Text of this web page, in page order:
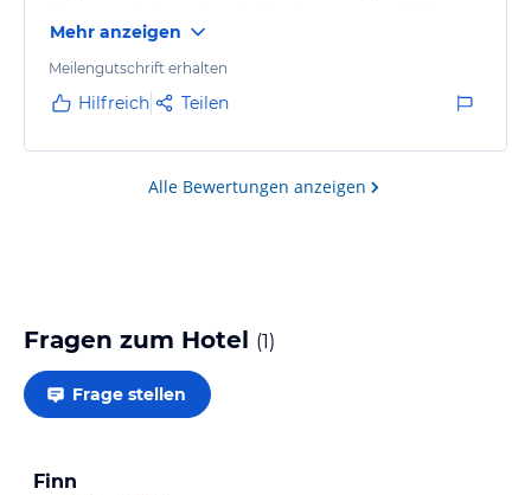
Restaurant, als auch beim Frühstück – ist sehr gut
und vielfältig. Das Personal ist sehr freundlich und
Hilfsbereit.
Mehr anzeigen
Meilengutschrift erhalten
Hilfreich Teilen
Alle Bewertungen anzeigen
Fragen zum Hotel (1)
Frage stellen
Finn